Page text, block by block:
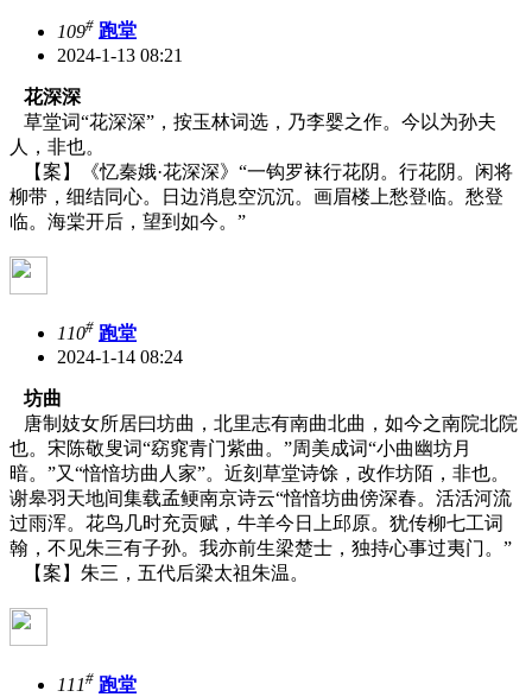
109# 跑堂
2024-1-13 08:21
花深深
草堂词“花深深”，按玉林词选，乃李婴之作。今以为孙夫
人，非也。
【案】《忆秦娥·花深深》“一钩罗袜行花阴。行花阴。闲将
柳带，细结同心。日边消息空沉沉。画眉楼上愁登临。愁登
临。海棠开后，望到如今。”
110# 跑堂
2024-1-14 08:24
坊曲
唐制妓女所居曰坊曲，北里志有南曲北曲，如今之南院北院
也。宋陈敬叟词“窈窕青门紫曲。”周美成词“小曲幽坊月
暗。”又“愔愔坊曲人家”。近刻草堂诗馀，改作坊陌，非也。
谢皋羽天地间集载孟鲠南京诗云“愔愔坊曲傍深春。活活河流
过雨浑。花鸟几时充贡赋，牛羊今日上邱原。犹传柳七工词
翰，不见朱三有子孙。我亦前生梁楚士，独持心事过夷门。”
【案】朱三，五代后梁太祖朱温。
111# 跑堂